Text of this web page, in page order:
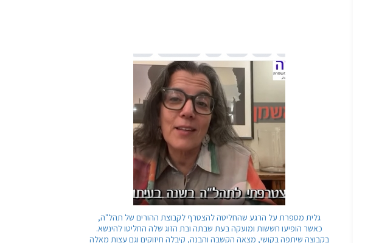
גלית מספרת על הרגע שהחליטה להצטרף לקבוצת ההורים של תהל"ה,
כאשר הופיעו חששות ומועקה בעת שבתה ובת הזוג שלה החליטו להינשא.
בקבוצה שיתפה בקושי, מצאה הקשבה והבנה, קיבלה חיזוקים וגם עצות מאלה